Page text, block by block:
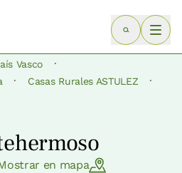
Vasco ·
· Casas Rurales ASTULEZ ·
en mapa